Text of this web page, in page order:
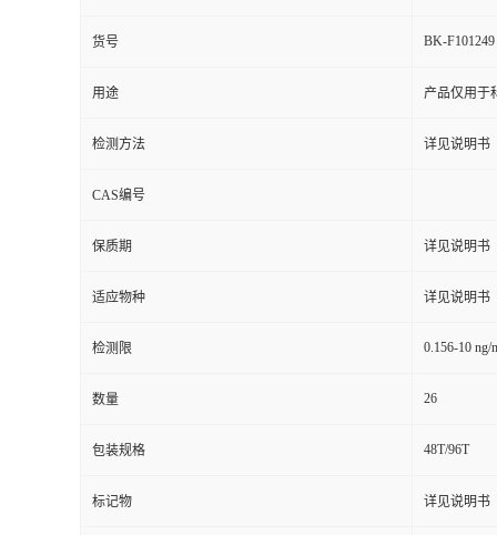
货号 BK-F101249
用途 产品仅用于
检测方法 详见说明书
CAS编号
保质期 详见说明书
适应物种 详见说明书
检测限 0.156-10 ng/
数量 26
包装规格 48T/96T
标记物 详见说明书